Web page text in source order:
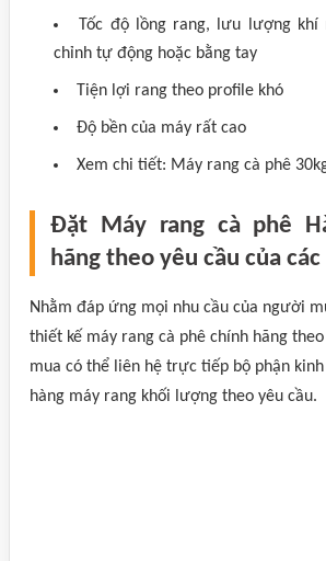
Tốc độ lồng rang, lưu lượng
chỉnh tự động hoặc bằng tay
Tiện lợi rang theo profile khó
Độ bền của máy rất cao
Xem chi tiết: Máy rang cà phê
Đặt Máy rang cà phê
hãng theo yêu cầu của các
Nhằm đáp ứng mọi nhu cầu của người
thiết kế máy rang cà phê chính hãng
mua có thể liên hệ trực tiếp bộ phận
hàng máy rang khối lượng theo yêu cầu.